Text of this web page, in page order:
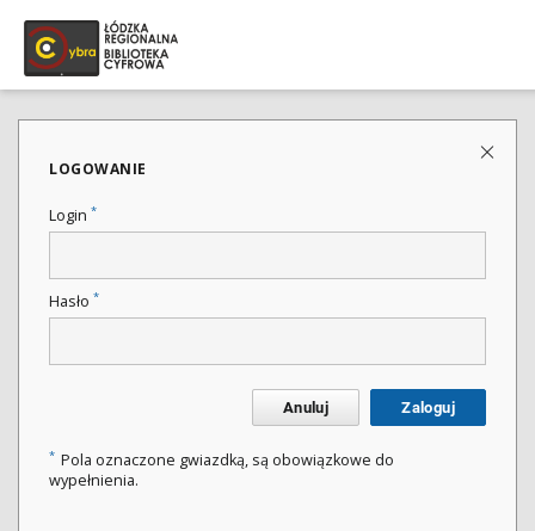
LOGOWANIE
Login *
Hasło *
Anuluj Zaloguj
* Pola oznaczone gwiazdką, są obowiązkowe do
wypełnienia.